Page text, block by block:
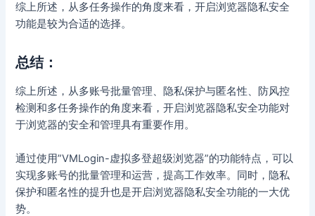
综上所述，从多任务操作的角度来看，开启浏览器隐私安全
功能是较为合适的选择。
总结：
综上所述，从多账号批量管理、隐私保护与匿名性、防风控
检测和多任务操作的角度来看，开启浏览器隐私安全功能对
于浏览器的安全和管理具有重要作用。
通过使用”VMLogin-虚拟多登超级浏览器”的功能特点，可以
实现多账号的批量管理和运营，提高工作效率。同时，隐私
保护和匿名性的提升也是开启浏览器隐私安全功能的一大优
势。